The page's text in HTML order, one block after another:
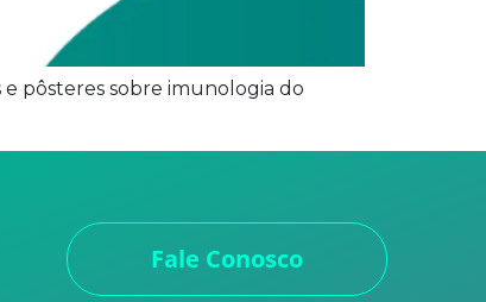
pôsteres sobre imunologia do
Fale Conosco